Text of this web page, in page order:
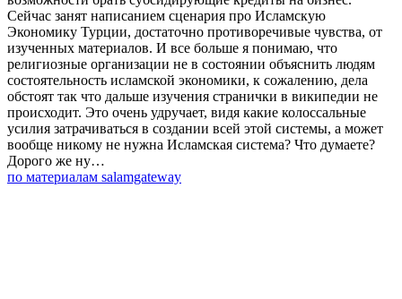
Сейчас занят написанием сценария про Исламскую
Экономику Турции, достаточно противоречивые чувства, от
изученных материалов. И все больше я понимаю, что
религиозные организации не в состоянии объяснить людям
состоятельность исламской экономики, к сожалению, дела
обстоят так что дальше изучения странички в википедии не
происходит. Это очень удручает, видя какие колоссальные
усилия затрачиваться в создании всей этой системы, а может
вообще никому не нужна Исламская система? Что думаете?
Дорого же ну…
по материалам salamgateway